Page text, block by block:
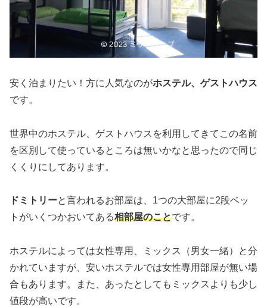
安く泊まりたい！方に人気なのがホステル、ゲストハウス
です。
世界中のホステル、ゲストハウスを利用してきてこの名前
を区別して使っているところは無いかなと思ったので同じ
くくりにしてあります。
ドミトリーと言われるお部屋は、1つの大部屋に2段ベッ
トがいくつかおいてある相部屋のことです。
ホステルによっては女性専用、ミックス（男女一緒）と分
かれていますが、安いホステルでは女性専用部屋が無い場
合もあります。また、あったとしてもミックスよりも少し
値段が高いです。